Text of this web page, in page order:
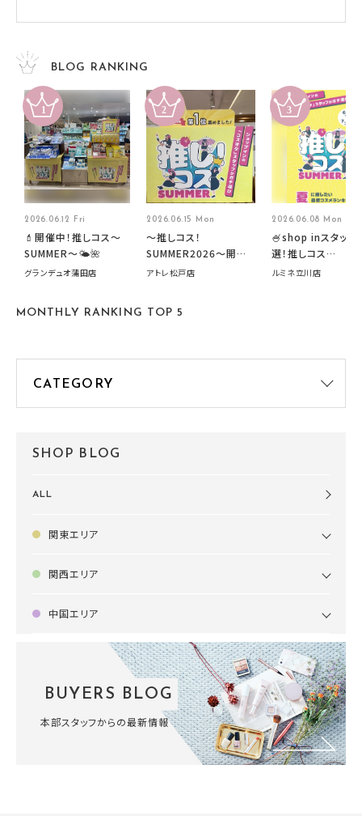
BLOG RANKING
2026.06.12 Fri
💄開催中！推しコス〜
SUMMER〜🌤️🌺
グランデュオ蒲田店
2026.06.15 Mon
～推しコス！
SUMMER2026～開催
中です！
アトレ松戸店
2026.06.08 Mon
🍧shop inスタッフ
選！推しコス
summer2026開催
ルミネ立川店
MONTHLY RANKING TOP 5
SHOP BLOG
ALL
関東エリア
関西エリア
中国エリア
BUYERS BLOG
本部スタッフからの最新情報